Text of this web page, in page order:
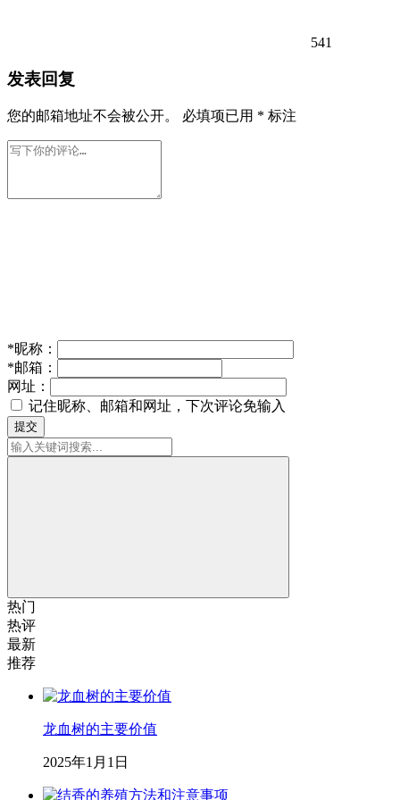
541
发表回复
您的邮箱地址不会被公开。 必填项已用 * 标注
*昵称：
*邮箱：
网址：
记住昵称、邮箱和网址，下次评论免输入
提交
热门
热评
最新
推荐
龙血树的主要价值
2025年1月1日